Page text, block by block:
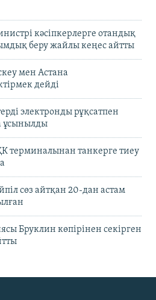
кәсіпкерлерге отандық
беру жайлы кеңес айтты
мен Астана
дейді
электронды рұқсатпен
ұсынылды
терминалынан танкерге тиеу
сөз айтқан 20-дан астам
Бруклин көпірінен секірген